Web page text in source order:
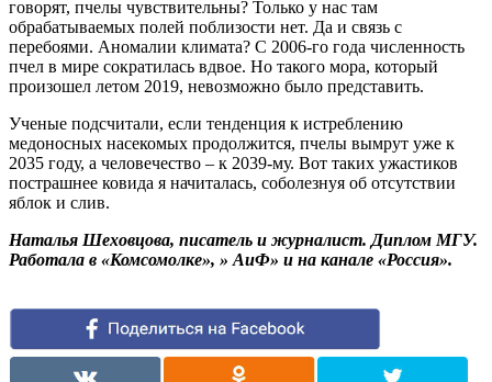
говорят, пчелы чувствительны? Только у нас там
обрабатываемых полей поблизости нет. Да и связь с
перебоями. Аномалии климата? С 2006-го года численность
пчел в мире сократилась вдвое. Но такого мора, который
произошел летом 2019, невозможно было представить.
Ученые подсчитали, если тенденция к истреблению
медоносных насекомых продолжится, пчелы вымрут уже к
2035 году, а человечество – к 2039-му. Вот таких ужастиков
пострашнее ковида я начиталась, соболезнуя об отсутствии
яблок и слив.
Наталья Шеховцова, писатель и журналист. Диплом МГУ.
Работала в «Комсомолке», » АиФ» и на канале «Россия».